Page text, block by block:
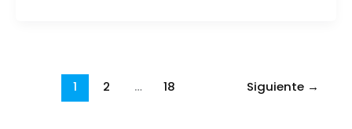
1 2 … 18 Siguiente →